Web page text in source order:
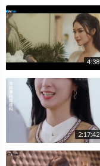
4:38
2:17:42